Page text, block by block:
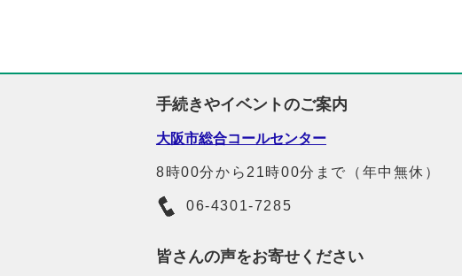
手続きやイベントのご案内
大阪市総合コールセンター
8時00分から21時00分まで（年中無休）
06-4301-7285
皆さんの声をお寄せください